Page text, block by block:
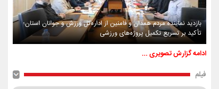
بازدید نماینده مردم همدان و فامنین از اداره‌کل ورزش و جوانان استان؛
تأکید بر تسریع تکمیل پروژه‌های ورزشی
ادامه گزارش تصویری ...
فیلم